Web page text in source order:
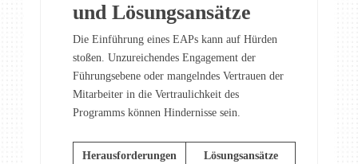
und Lösungsansätze
Die Einführung eines EAPs kann auf Hürden
stoßen. Unzureichendes Engagement der
Führungsebene oder mangelndes Vertrauen der
Mitarbeiter in die Vertraulichkeit des
Programms können Hindernisse sein.
Herausforderungen Lösungsansätze